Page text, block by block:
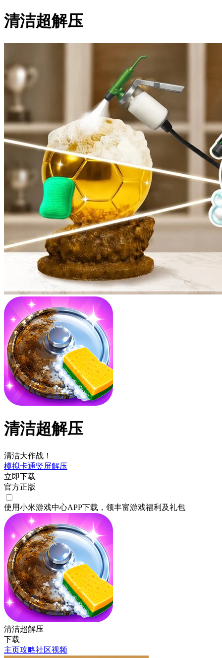
清洁超解压
清洁超解压
清洁大作战！
模拟卡通竖屏解压
立即下载
官方正版
使用小米游戏中心APP下载 ，领丰富游戏福利 及礼包
清洁超解压
下载
主页攻略社区视频